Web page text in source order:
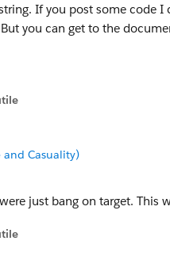
If you post some code
you can get to the
and Casuality)
just bang on target. This